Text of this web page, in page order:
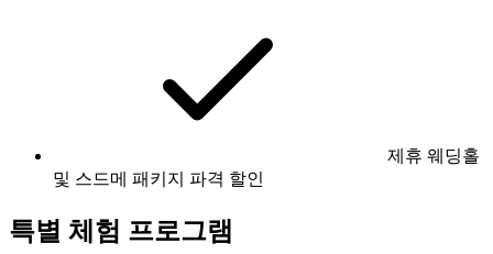
제휴 웨딩홀
및 스드메 패키지 파격 할인
특별 체험 프로그램